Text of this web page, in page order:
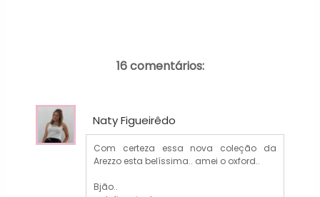
16 comentários:
Naty Figueirêdo
Com certeza essa nova coleção da
Arezzo esta belíssima.. amei o oxford..
Bjão..